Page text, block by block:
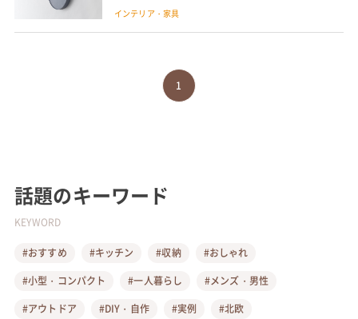
インテリア・家具
1
話題のキーワード
KEYWORD
#おすすめ #キッチン #収納
#おしゃれ
#小型・コンパクト
#一人暮らし
#メンズ・男性
#アウトドア
#DIY・自作 #実例
#北欧